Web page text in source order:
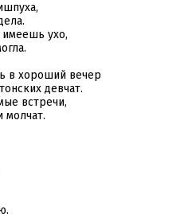
ухо,
в хороший вечер
девчат.
встречи,
молчат.